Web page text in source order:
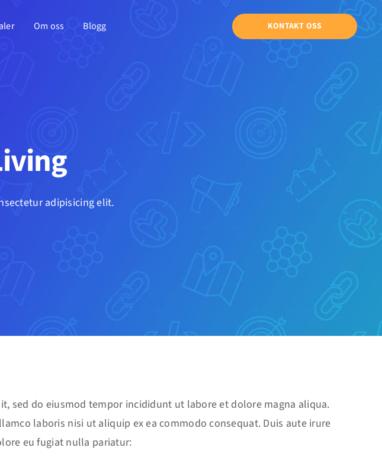
Om oss Blogg KONTAKT OSS
adipisicing elit.
sed do eiusmod tempor incididunt ut labore et dolore magna aliqua.
laboris nisi ut aliquip ex ea commodo consequat. Duis aute irure
eu fugiat nulla pariatur: